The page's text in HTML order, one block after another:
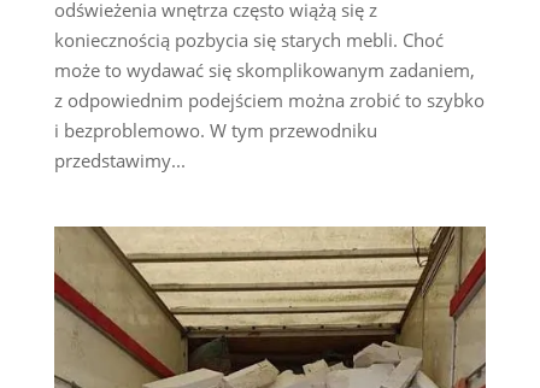
odświeżenia wnętrza często wiążą się z
koniecznością pozbycia się starych mebli. Choć
może to wydawać się skomplikowanym zadaniem,
z odpowiednim podejściem można zrobić to szybko
i bezproblemowo. W tym przewodniku
przedstawimy...